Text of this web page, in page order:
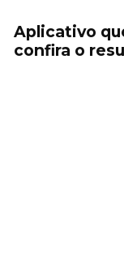
Aplicativo
confira o